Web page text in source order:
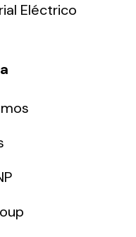
Eléctrico